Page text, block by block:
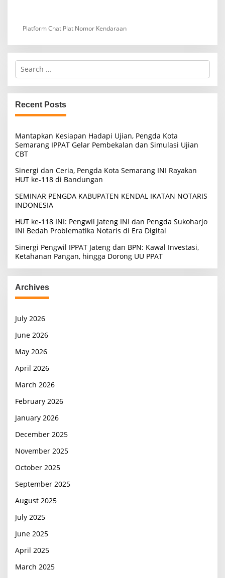
Platform Chat Plat Nomor Kendaraan
S
r
c
h
f
r
:
Recent Posts
Mantapkan Kesiapan Hadapi Ujian, Pengda Kota
Semarang IPPAT Gelar Pembekalan dan Simulasi Ujian
CBT
Sinergi dan Ceria, Pengda Kota Semarang INI Rayakan
HUT ke-118 di Bandungan
SEMINAR PENGDA KABUPATEN KENDAL IKATAN NOTARIS
INDONESIA
HUT ke-118 INI: Pengwil Jateng INI dan Pengda Sukoharjo
INI Bedah Problematika Notaris di Era Digital
Sinergi Pengwil IPPAT Jateng dan BPN: Kawal Investasi,
Ketahanan Pangan, hingga Dorong UU PPAT
Archives
July 2026
June 2026
May 2026
April 2026
March 2026
February 2026
January 2026
December 2025
November 2025
October 2025
September 2025
August 2025
July 2025
June 2025
April 2025
March 2025